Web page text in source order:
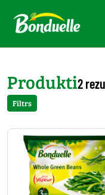
Produkti2
Filtrs